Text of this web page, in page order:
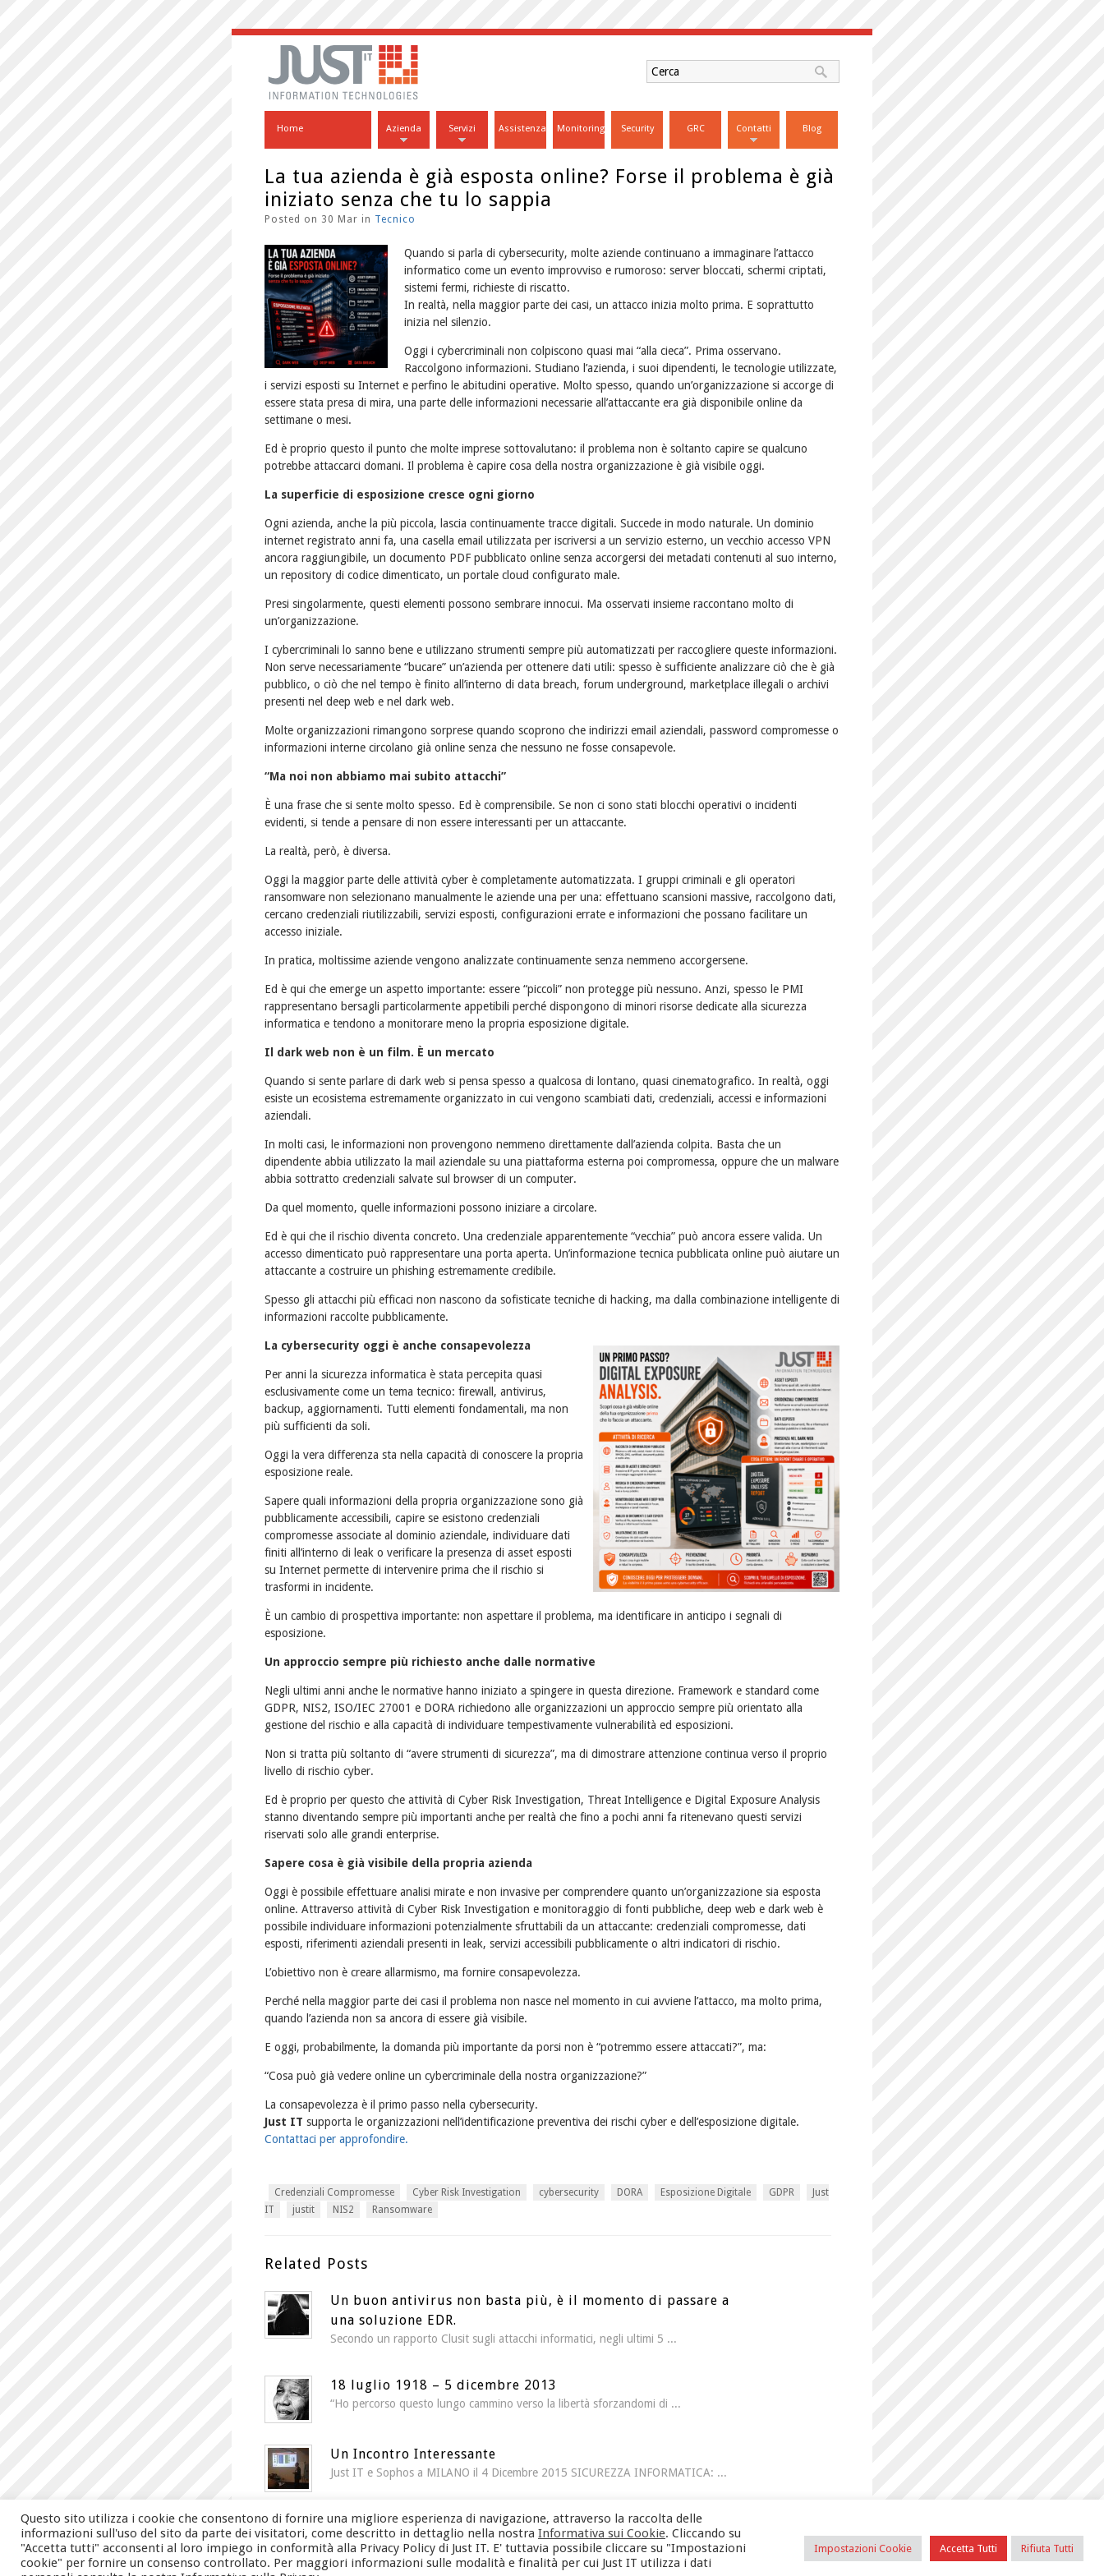
Home Azienda Servizi Assistenza Monitoring Security GRC Contatti Blog
La tua azienda è già esposta online? Forse il problema è già
iniziato senza che tu lo sappia
Posted on 30 Mar in Tecnico
Quando si parla di cybersecurity, molte aziende continuano a immaginare l’attacco
informatico come un evento improvviso e rumoroso: server bloccati, schermi criptati,
sistemi fermi, richieste di riscatto.
In realtà, nella maggior parte dei casi, un attacco inizia molto prima. E soprattutto
inizia nel silenzio.
Oggi i cybercriminali non colpiscono quasi mai “alla cieca”. Prima osservano.
Raccolgono informazioni. Studiano l’azienda, i suoi dipendenti, le tecnologie utilizzate,
i servizi esposti su Internet e perfino le abitudini operative. Molto spesso, quando un’organizzazione si accorge di
essere stata presa di mira, una parte delle informazioni necessarie all’attaccante era già disponibile online da
settimane o mesi.
Ed è proprio questo il punto che molte imprese sottovalutano: il problema non è soltanto capire se qualcuno
potrebbe attaccarci domani. Il problema è capire cosa della nostra organizzazione è già visibile oggi.
La superficie di esposizione cresce ogni giorno
Ogni azienda, anche la più piccola, lascia continuamente tracce digitali. Succede in modo naturale. Un dominio
internet registrato anni fa, una casella email utilizzata per iscriversi a un servizio esterno, un vecchio accesso VPN
ancora raggiungibile, un documento PDF pubblicato online senza accorgersi dei metadati contenuti al suo interno,
un repository di codice dimenticato, un portale cloud configurato male.
Presi singolarmente, questi elementi possono sembrare innocui. Ma osservati insieme raccontano molto di
un’organizzazione.
I cybercriminali lo sanno bene e utilizzano strumenti sempre più automatizzati per raccogliere queste informazioni.
Non serve necessariamente “bucare” un’azienda per ottenere dati utili: spesso è sufficiente analizzare ciò che è già
pubblico, o ciò che nel tempo è finito all’interno di data breach, forum underground, marketplace illegali o archivi
presenti nel deep web e nel dark web.
Molte organizzazioni rimangono sorprese quando scoprono che indirizzi email aziendali, password compromesse o
informazioni interne circolano già online senza che nessuno ne fosse consapevole.
“Ma noi non abbiamo mai subito attacchi”
È una frase che si sente molto spesso. Ed è comprensibile. Se non ci sono stati blocchi operativi o incidenti
evidenti, si tende a pensare di non essere interessanti per un attaccante.
La realtà, però, è diversa.
Oggi la maggior parte delle attività cyber è completamente automatizzata. I gruppi criminali e gli operatori
ransomware non selezionano manualmente le aziende una per una: effettuano scansioni massive, raccolgono dati,
cercano credenziali riutilizzabili, servizi esposti, configurazioni errate e informazioni che possano facilitare un
accesso iniziale.
In pratica, moltissime aziende vengono analizzate continuamente senza nemmeno accorgersene.
Ed è qui che emerge un aspetto importante: essere “piccoli” non protegge più nessuno. Anzi, spesso le PMI
rappresentano bersagli particolarmente appetibili perché dispongono di minori risorse dedicate alla sicurezza
informatica e tendono a monitorare meno la propria esposizione digitale.
Il dark web non è un film. È un mercato
Quando si sente parlare di dark web si pensa spesso a qualcosa di lontano, quasi cinematografico. In realtà, oggi
esiste un ecosistema estremamente organizzato in cui vengono scambiati dati, credenziali, accessi e informazioni
aziendali.
In molti casi, le informazioni non provengono nemmeno direttamente dall’azienda colpita. Basta che un
dipendente abbia utilizzato la mail aziendale su una piattaforma esterna poi compromessa, oppure che un malware
abbia sottratto credenziali salvate sul browser di un computer.
Da quel momento, quelle informazioni possono iniziare a circolare.
Ed è qui che il rischio diventa concreto. Una credenziale apparentemente “vecchia” può ancora essere valida. Un
accesso dimenticato può rappresentare una porta aperta. Un’informazione tecnica pubblicata online può aiutare un
attaccante a costruire un phishing estremamente credibile.
Spesso gli attacchi più efficaci non nascono da sofisticate tecniche di hacking, ma dalla combinazione intelligente di
informazioni raccolte pubblicamente.
La cybersecurity oggi è anche consapevolezza
Per anni la sicurezza informatica è stata percepita quasi
esclusivamente come un tema tecnico: firewall, antivirus,
backup, aggiornamenti. Tutti elementi fondamentali, ma non
più sufficienti da soli.
Oggi la vera differenza sta nella capacità di conoscere la propria
esposizione reale.
Sapere quali informazioni della propria organizzazione sono già
pubblicamente accessibili, capire se esistono credenziali
compromesse associate al dominio aziendale, individuare dati
finiti all’interno di leak o verificare la presenza di asset esposti
su Internet permette di intervenire prima che il rischio si
trasformi in incidente.
È un cambio di prospettiva importante: non aspettare il problema, ma identificare in anticipo i segnali di
esposizione.
Un approccio sempre più richiesto anche dalle normative
Negli ultimi anni anche le normative hanno iniziato a spingere in questa direzione. Framework e standard come
GDPR, NIS2, ISO/IEC 27001 e DORA richiedono alle organizzazioni un approccio sempre più orientato alla
gestione del rischio e alla capacità di individuare tempestivamente vulnerabilità ed esposizioni.
Non si tratta più soltanto di “avere strumenti di sicurezza”, ma di dimostrare attenzione continua verso il proprio
livello di rischio cyber.
Ed è proprio per questo che attività di Cyber Risk Investigation, Threat Intelligence e Digital Exposure Analysis
stanno diventando sempre più importanti anche per realtà che fino a pochi anni fa ritenevano questi servizi
riservati solo alle grandi enterprise.
Sapere cosa è già visibile della propria azienda
Oggi è possibile effettuare analisi mirate e non invasive per comprendere quanto un’organizzazione sia esposta
online. Attraverso attività di Cyber Risk Investigation e monitoraggio di fonti pubbliche, deep web e dark web è
possibile individuare informazioni potenzialmente sfruttabili da un attaccante: credenziali compromesse, dati
esposti, riferimenti aziendali presenti in leak, servizi accessibili pubblicamente o altri indicatori di rischio.
L’obiettivo non è creare allarmismo, ma fornire consapevolezza.
Perché nella maggior parte dei casi il problema non nasce nel momento in cui avviene l’attacco, ma molto prima,
quando l’azienda non sa ancora di essere già visibile.
E oggi, probabilmente, la domanda più importante da porsi non è “potremmo essere attaccati?”, ma:
“Cosa può già vedere online un cybercriminale della nostra organizzazione?”
La consapevolezza è il primo passo nella cybersecurity.
Just IT supporta le organizzazioni nell’identificazione preventiva dei rischi cyber e dell’esposizione digitale.
Contattaci per approfondire.
Credenziali Compromesse Cyber Risk Investigation cybersecurity DORA Esposizione Digitale GDPR
Just
IT
justit NIS2 Ransomware
Related Posts
Un buon antivirus non basta più, è il momento di passare a
una soluzione EDR.
Secondo un rapporto Clusit sugli attacchi informatici, negli ultimi 5 ...
18 luglio 1918 – 5 dicembre 2013
“Ho percorso questo lungo cammino verso la libertà sforzandomi di ...
Un Incontro Interessante
Just IT e Sophos a MILANO il 4 Dicembre 2015 SICUREZZA INFORMATICA: ...
© 2026 Just IT s.r.l. Viale Andrea Doria 48/C - 20124 Milano | P.IVA 04637740962 |Area aziendale|Note legali Informative sulla privacy
Questo sito utilizza i cookie che consentono di fornire una migliore esperienza di navigazione, attraverso la raccolta delle
informazioni sull'uso del sito da parte dei visitatori, come descritto in dettaglio nella nostra Informativa sui Cookie. Cliccando su
"Accetta tutti" acconsenti al loro impiego in conformità alla Privacy Policy di Just IT. E' tuttavia possibile cliccare su "Impostazioni
cookie" per fornire un consenso controllato. Per maggiori informazioni sulle modalità e finalità per cui Just IT utilizza i dati
Impostazioni Cookie Accetta Tutti Rifiuta Tutti